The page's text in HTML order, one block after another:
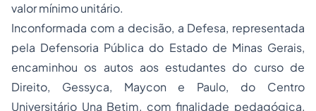
valor mínimo unitário.
Inconformada com a decisão, a Defesa, representada
pela Defensoria Pública do Estado de Minas Gerais,
encaminhou os autos aos estudantes do curso de
Direito, Gessyca, Maycon e Paulo, do Centro
Universitário Una Betim, com finalidade pedagógica,